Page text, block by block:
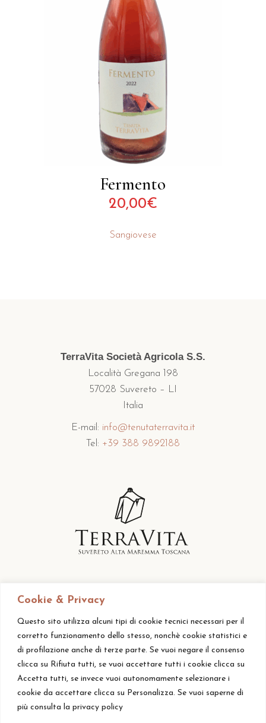
Cookie & Privacy
Questo sito utilizza alcuni tipi di cookie tecnici necessari per il
corretto funzionamento dello stesso, nonchè cookie statistici e
di profilazione anche di terze parte. Se vuoi negare il consenso
clicca su Rifiuta tutti, se vuoi accettare tutti i cookie clicca su
Accetta tutti, se invece vuoi autonomamente selezionare i
cookie da accettare clicca su Personalizza. Se vuoi saperne di
più consulta la privacy policy
Sangiovese
Fermento
20,00€
TerraVita Società Agricola S.S.
Località Gregana 198
57028 Suvereto – LI
Italia
E-mail: info@tenutaterravita.it
Tel: +39 388 9892188